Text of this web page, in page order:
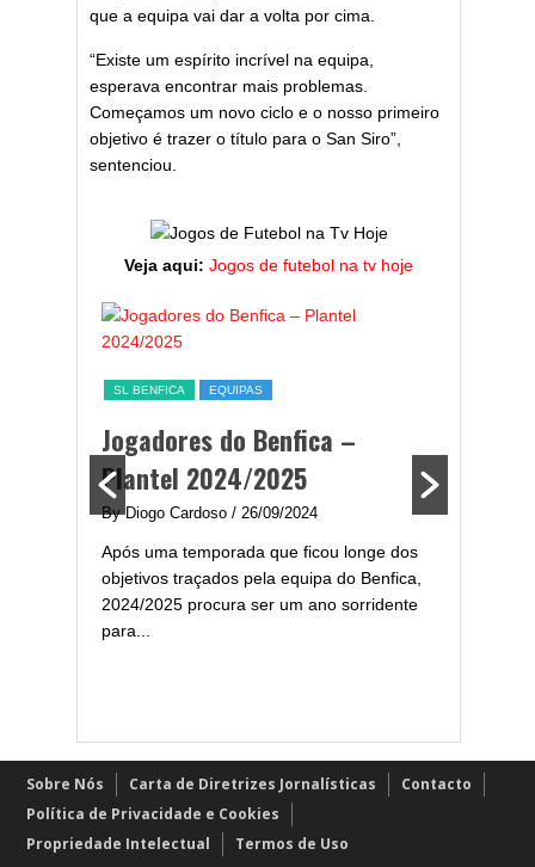
que a equipa vai dar a volta por cima.
“Existe um espírito incrível na equipa,
esperava encontrar mais problemas.
Começamos um novo ciclo e o nosso primeiro
objetivo é trazer o título para o San Siro”,
sentenciou.
Veja aqui: Jogos de futebol na tv hoje
SL BENFICA EQUIPAS
Jogadores do Benfica –
Plantel 2024/2025
By Diogo Cardoso / 26/09/2024
Após uma temporada que ficou longe dos
objetivos traçados pela equipa do Benfica,
2024/2025 procura ser um ano sorridente
para...
Sobre Nós Carta de Diretrizes Jornalísticas
Contacto
Política de Privacidade e Cookies
Propriedade Intelectual
Termos de Uso